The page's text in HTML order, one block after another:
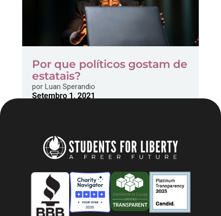
Por que políticos gostam de
estatais?
porLuan Sperandio
Setembro 1, 2021